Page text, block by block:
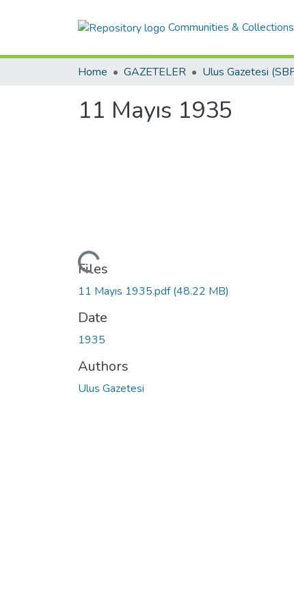
Communities & Collections
Home GAZETELER
11 Mayıs 1935
Loading...
Files
11 Mayıs 1935.pdf(48.22 MB)
Date
1935
Authors
Ulus Gazetesi